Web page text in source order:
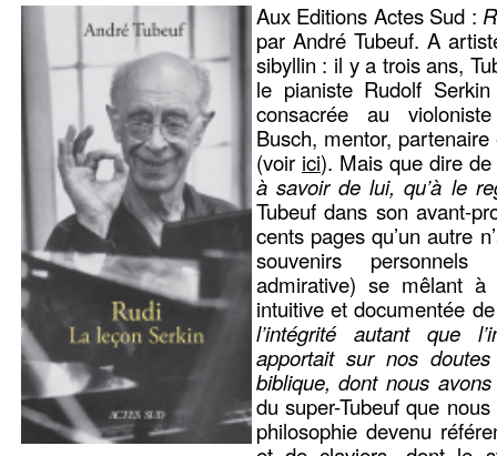
Aux Editions Actes Sud :
par André Tubeuf. A
sibyllin : il y a trois ans,
le pianiste Rudolf
consacrée au
Busch, mentor,
(voir ici). Mais que dire
à savoir de lui, qu’à le
Tubeuf dans son avant-
cents pages qu’un autre
souvenirs
admirative) se mêlant
intuitive et documentée
l’intégrité autant que
apportait sur nos
biblique, dont nous
du super-Tubeuf que
philosophie devenu